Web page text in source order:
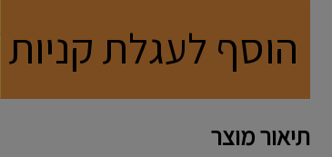
הוסף לעגלת קניות
תיאור מוצר